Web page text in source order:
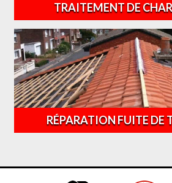
TRAITEMENT DE
RÉPARATION FUITE DE